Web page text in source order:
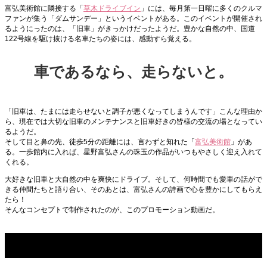
富弘美術館に隣接する「 草木ドライブイン 」には、毎月第一日曜に多くのクルマ
ファンが集う「ダムサンデー」というイベントがある。このイベントが開催され
るようにったのは、「旧車」がきっかけだったようだ。豊かな自然の中、国道
122号線を駆け抜ける名車たちの姿には、感動すら覚える。
車であるなら、走らないと。
「旧車は、たまには走らせないと調子が悪くなってしまうんです」こんな理由か
ら、現在では大切な旧車のメンテナンスと旧車好きの皆様の交流の場となってい
るようだ。
そして目と鼻の先、徒歩5分の距離には、言わずと知れた「 富弘美術館 」があ
る。一歩館内に入れば、星野富弘さんの珠玉の作品がいつもやさしく迎え入れて
くれる。
大好きな旧車と大自然の中を爽快にドライブ。そして、何時間でも愛車の話がで
きる仲間たちと語り合い、そのあとは、富弘さんの詩画で心を豊かにしてもらえ
たら！
そんなコンセプトで制作されたのが、このプロモーション動画だ。